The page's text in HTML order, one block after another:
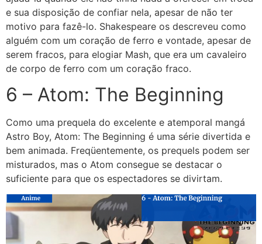
e sua disposição de confiar nela, apesar de não ter
motivo para fazê-lo. Shakespeare os descreveu como
alguém com um coração de ferro e vontade, apesar de
serem fracos, para elogiar Mash, que era um cavaleiro
de corpo de ferro com um coração fraco.
6 – Atom: The Beginning
Como uma prequela do excelente e atemporal mangá
Astro Boy, Atom: The Beginning é uma série divertida e
bem animada. Freqüentemente, os prequels podem ser
misturados, mas o Atom consegue se destacar o
suficiente para que os espectadores se divirtam.